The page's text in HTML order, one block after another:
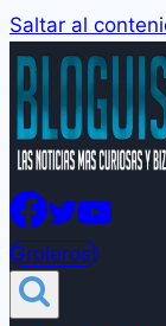
Saltar al
Groleros!